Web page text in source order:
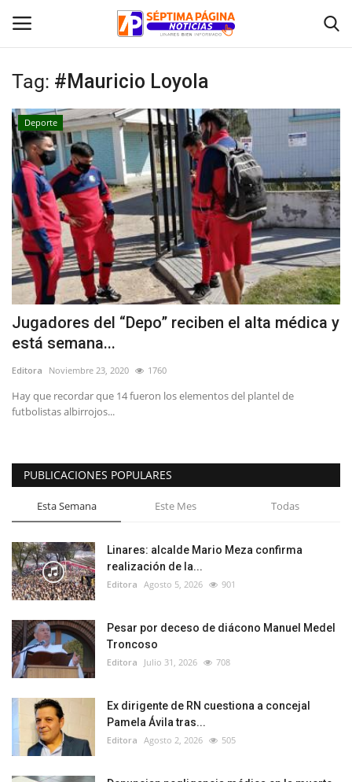
Inicio
Crónica
Policial
Tribunales
Deporte
Política
Espectáculos
Tag: #Mauricio Loyola
Deporte
Jugadores del “Depo” reciben el alta médica y
está semana...
Editora Noviembre 23, 2020 1760
Hay que recordar que 14 fueron los elementos del plantel de
futbolistas albirrojos...
PUBLICACIONES POPULARES
Esta Semana Este Mes Todas
Linares: alcalde Mario Meza confirma
realización de la...
Editora Agosto 5, 2026 901
Pesar por deceso de diácono Manuel Medel
Troncoso
Editora Julio 31, 2026 708
Ex dirigente de RN cuestiona a concejal
Pamela Ávila tras...
Editora Agosto 2, 2026 505